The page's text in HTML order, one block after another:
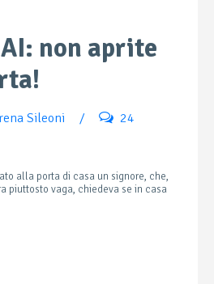
non aprite
Sileoni / 24
alla porta di casa un signore, che,
piuttosto vaga, chiedeva se in casa